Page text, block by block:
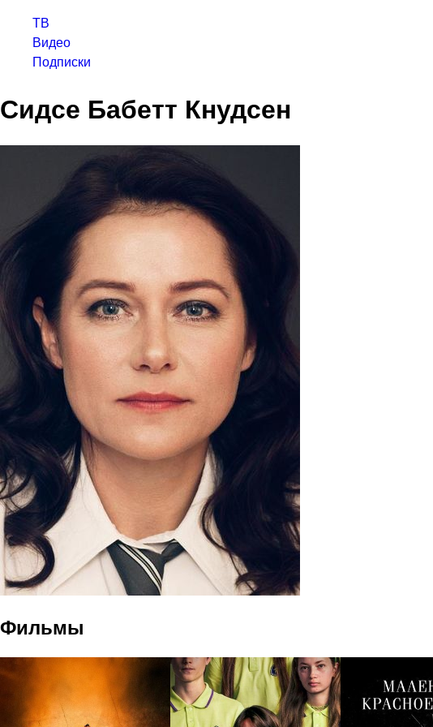
ТВ
Видео
Подписки
Сидсе Бабетт Кнудсен
Фильмы